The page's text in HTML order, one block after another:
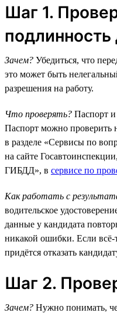
Шаг 1.
Зачем? Убедиться, что
это может быть
разрешения на работу.
Что проверять? Паспорт и
Паспорт можно проверить
в разделе «Сервисы по
на сайте
ГИБДД», в сервисе по
Как работать с
водительское
данные у кандидата
никакой ошибки. Если всё-
придётся отказать
Шаг 2.
Зачем? Нужно понимать,